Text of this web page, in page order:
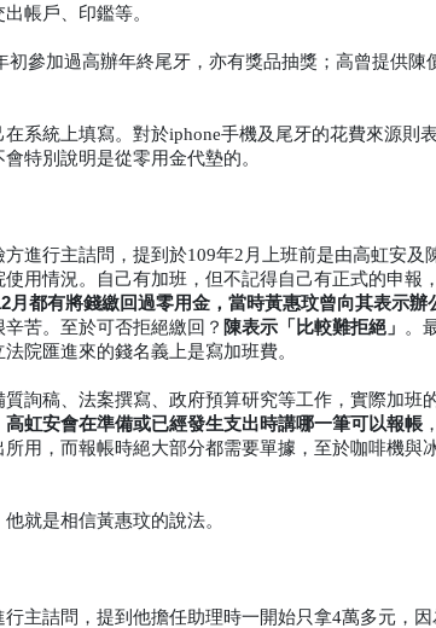
帳戶、印鑑等。
參加過高辦年終尾牙，亦有獎品抽獎；高曾提供陳
系統上填寫。對於iphone手機及尾牙的花費來源則
特別說明是從零用金代墊的。
進行主詰問，提到於109年2月上班前是由高虹安及
用情況。自己有加班，但不記得自己有正式的申報
月都有將錢繳回過零用金，當時黃惠玟曾向其表示辦
苦。至於可否拒絕繳回？ 陳表示「比較難拒絕」
。
院匯進來的錢名義上是寫加班費。
詢稿、法案撰寫、政府預算研究等工作，實際加班
高虹安會在準備或已經發生支出時講哪一筆可以報帳
用，而報帳時絕大部分都需要單據，至於咖啡機與
就是相信黃惠玟的說法。
主詰問，提到他擔任助理時一開始只拿4萬多元，因